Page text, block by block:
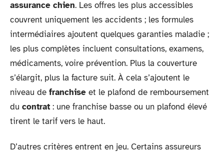
assurance chien. Les offres les plus accessibles
couvrent uniquement les accidents ; les formules
intermédiaires ajoutent quelques garanties maladie ;
les plus complètes incluent consultations, examens,
médicaments, voire prévention. Plus la couverture
s’élargit, plus la facture suit. À cela s’ajoutent le
niveau de franchise et le plafond de remboursement
du contrat : une franchise basse ou un plafond élevé
tirent le tarif vers le haut.
D’autres critères entrent en jeu. Certains assureurs